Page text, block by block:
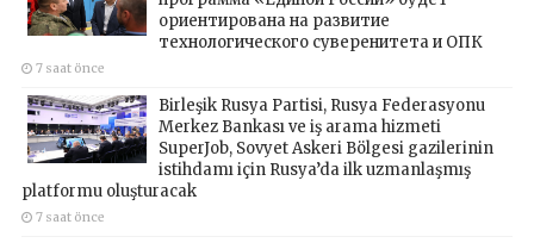
ориентирована на развитие
технологического суверенитета и ОПК
7 saat önce
Birleşik Rusya Partisi, Rusya Federasyonu
Merkez Bankası ve iş arama hizmeti
SuperJob, Sovyet Askeri Bölgesi gazilerinin
istihdamı için Rusya’da ilk uzmanlaşmış
platformu oluşturacak
7 saat önce